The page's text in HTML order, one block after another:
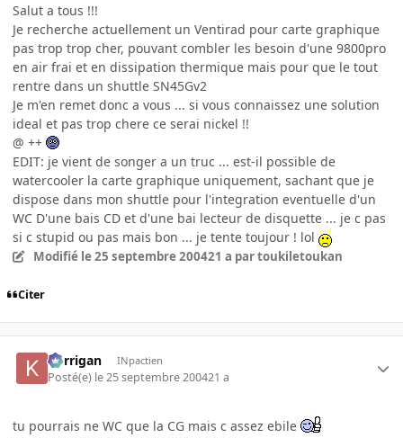
Salut a tous !!!
Je recherche actuellement un Ventirad pour carte graphique
pas trop trop cher, pouvant combler les besoin d'une 9800pro
en air frai et en dissipation thermique mais pour que le tout
rentre dans un shuttle SN45Gv2
Je m'en remet donc a vous ... si vous connaissez une solution
ideal et pas trop chere ce serai nickel !!
@ ++
EDIT: je vient de songer a un truc ... est-il possible de
watercooler la carte graphique uniquement, sachant que je
dispose dans mon shuttle pour l'integration eventuelle d'un
WC D'une bais CD et d'une bai lecteur de disquette ... je c pas
si c stupid ou pas mais bon ... je tente toujour ! lol
Modifié le 25 septembre 200421 a par toukiletoukan
Citer
korrigan INpactien
Posté(e) le 25 septembre 200421 a
tu pourrais ne WC que la CG mais c assez ebile